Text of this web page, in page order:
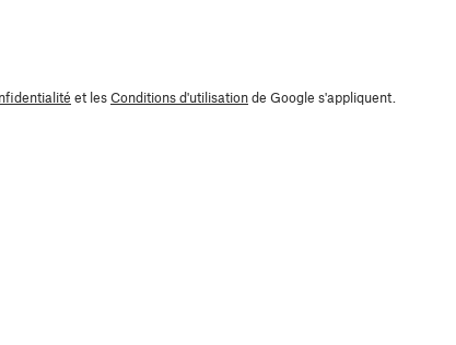
et lesConditions d'utilisationde Google s'appliquent.